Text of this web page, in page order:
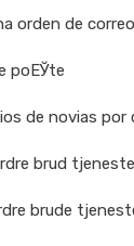
orden de
poЕЎte
de novias por
brud
brude